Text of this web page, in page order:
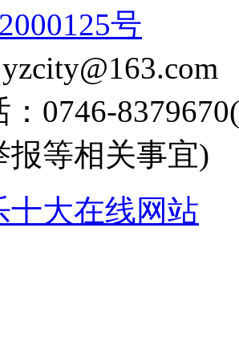
号
0746-
报等相关事宜)
十大在线网站